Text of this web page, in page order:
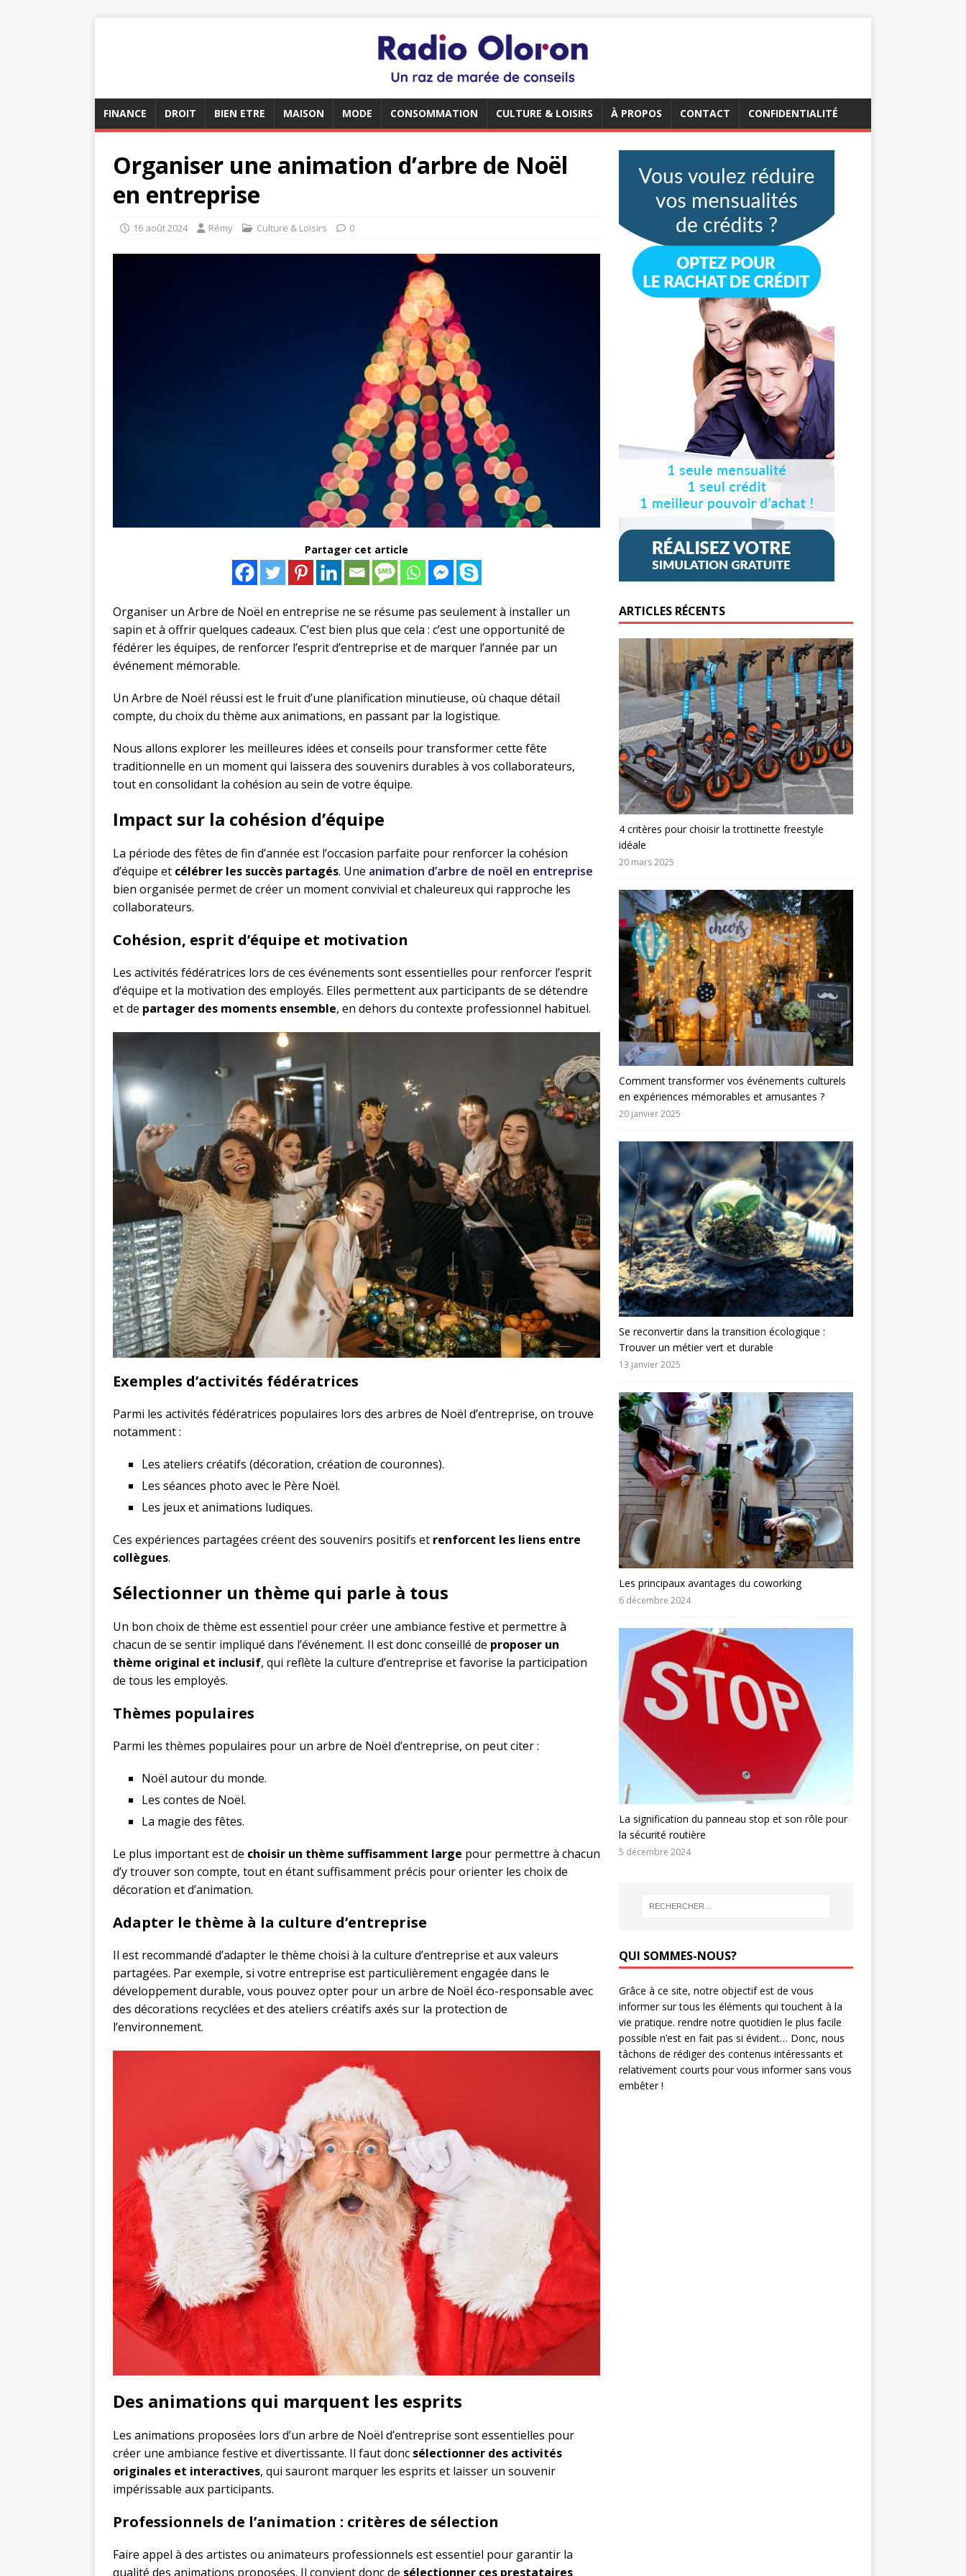
FINANCE DROIT BIEN ETRE MAISON MODE CONSOMMATION CULTURE & LOISIRS À PROPOS CONTACT CONFIDENTIALITÉ
Organiser une animation d’arbre de Noël
en entreprise
16 août 2024 Rémy Culture & Loisirs 0
Partager cet article
Organiser un Arbre de Noël en entreprise ne se résume pas seulement à installer un
sapin et à offrir quelques cadeaux. C’est bien plus que cela : c’est une opportunité de
fédérer les équipes, de renforcer l’esprit d’entreprise et de marquer l’année par un
événement mémorable.
Un Arbre de Noël réussi est le fruit d’une planification minutieuse, où chaque détail
compte, du choix du thème aux animations, en passant par la logistique.
Nous allons explorer les meilleures idées et conseils pour transformer cette fête
traditionnelle en un moment qui laissera des souvenirs durables à vos collaborateurs,
tout en consolidant la cohésion au sein de votre équipe.
Impact sur la cohésion d’équipe
La période des fêtes de fin d’année est l’occasion parfaite pour renforcer la cohésion
d’équipe et célébrer les succès partagés. Une animation d’arbre de noël en entreprise
bien organisée permet de créer un moment convivial et chaleureux qui rapproche les
collaborateurs.
Cohésion, esprit d’équipe et motivation
Les activités fédératrices lors de ces événements sont essentielles pour renforcer l’esprit
d’équipe et la motivation des employés. Elles permettent aux participants de se détendre
et de partager des moments ensemble, en dehors du contexte professionnel habituel.
Exemples d’activités fédératrices
Parmi les activités fédératrices populaires lors des arbres de Noël d’entreprise, on trouve
notamment :
Les ateliers créatifs (décoration, création de couronnes).
Les séances photo avec le Père Noël.
Les jeux et animations ludiques.
Ces expériences partagées créent des souvenirs positifs et renforcent les liens entre
collègues.
Sélectionner un thème qui parle à tous
Un bon choix de thème est essentiel pour créer une ambiance festive et permettre à
chacun de se sentir impliqué dans l’événement. Il est donc conseillé de proposer un
thème original et inclusif, qui reflète la culture d’entreprise et favorise la participation
de tous les employés.
Thèmes populaires
Parmi les thèmes populaires pour un arbre de Noël d’entreprise, on peut citer :
Noël autour du monde.
Les contes de Noël.
La magie des fêtes.
Le plus important est de choisir un thème suffisamment large pour permettre à chacun
d’y trouver son compte, tout en étant suffisamment précis pour orienter les choix de
décoration et d’animation.
Adapter le thème à la culture d’entreprise
Il est recommandé d’adapter le thème choisi à la culture d’entreprise et aux valeurs
partagées. Par exemple, si votre entreprise est particulièrement engagée dans le
développement durable, vous pouvez opter pour un arbre de Noël éco-responsable avec
des décorations recyclées et des ateliers créatifs axés sur la protection de
l’environnement.
Des animations qui marquent les esprits
Les animations proposées lors d’un arbre de Noël d’entreprise sont essentielles pour
créer une ambiance festive et divertissante. Il faut donc sélectionner des activités
originales et interactives, qui sauront marquer les esprits et laisser un souvenir
impérissable aux participants.
Professionnels de l’animation : critères de sélection
Faire appel à des artistes ou animateurs professionnels est essentiel pour garantir la
qualité des animations proposées. Il convient donc de sélectionner ces prestataires
ARTICLES RÉCENTS
4 critères pour choisir la trottinette freestyle
idéale
20 mars 2025
Comment transformer vos événements culturels
en expériences mémorables et amusantes ?
20 janvier 2025
Se reconvertir dans la transition écologique :
Trouver un métier vert et durable
13 janvier 2025
Les principaux avantages du coworking
6 décembre 2024
La signification du panneau stop et son rôle pour
la sécurité routière
5 décembre 2024
QUI SOMMES-NOUS?
Grâce à ce site, notre objectif est de vous
informer sur tous les éléments qui touchent à la
vie pratique. rendre notre quotidien le plus facile
possible n’est en fait pas si évident… Donc, nous
tâchons de rédiger des contenus intéressants et
relativement courts pour vous informer sans vous
embêter !